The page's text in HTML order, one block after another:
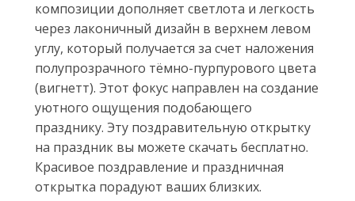
композиции дополняет светлота и легкость
через лаконичный дизайн в верхнем левом
углу, который получается за счет наложения
полупрозрачного тёмно-пурпурового цвета
(вигнетт). Этот фокус направлен на создание
уютного ощущения подобающего
празднику. Эту поздравительную открытку
на праздник вы можете скачать бесплатно.
Красивое поздравление и праздничная
открытка порадуют ваших близких.